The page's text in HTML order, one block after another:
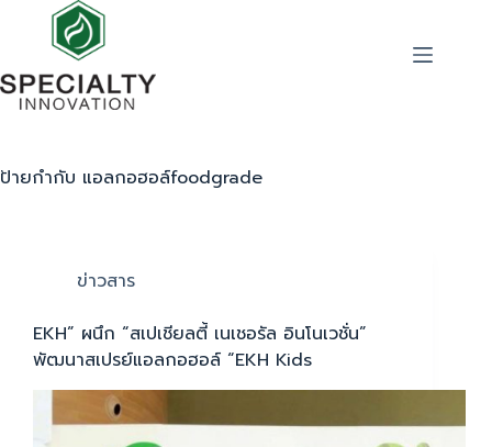
ป้ายกำกับ แอลกอฮอล์foodgrade
ข่าวสาร
EKH” ผนึก “สเปเชียลตี้ เนเชอรัล อินโนเวชั่น”
พัฒนาสเปรย์แอลกอฮอล์ “EKH Kids